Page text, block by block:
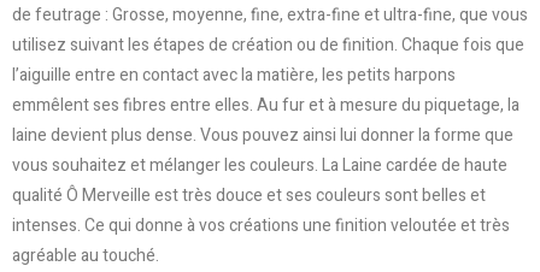
de feutrage : Grosse, moyenne, fine, extra-fine et ultra-fine, que vous
utilisez suivant les étapes de création ou de finition. Chaque fois que
l’aiguille entre en contact avec la matière, les petits harpons
emmêlent ses fibres entre elles. Au fur et à mesure du piquetage, la
laine devient plus dense. Vous pouvez ainsi lui donner la forme que
vous souhaitez et mélanger les couleurs. La Laine cardée de haute
qualité Ô Merveille est très douce et ses couleurs sont belles et
intenses. Ce qui donne à vos créations une finition veloutée et très
agréable au touché.